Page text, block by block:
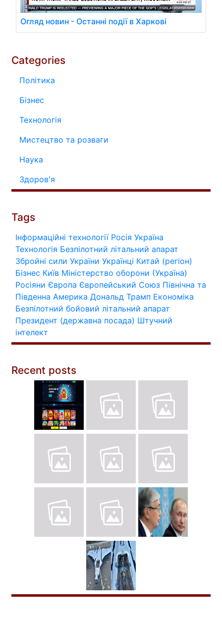
Огляд новин - Останні події в Харкові
Categories
Політика
Бізнес
Технологія
Мистецтво та розваги
Наука
Здоров'я
Tags
Інформаційні технології Росія Україна
Технологія Безпілотний літальний апарат
Збройні сили України Українці Китай (регіон)
Бізнес Київ Міністерство оборони (Україна)
Росіяни Європа Європейський Союз Північна та
Південна Америка Дональд Трамп Економіка
Безпілотний бойовий літальний апарат
Президент (державна посада) Штучний
інтелект
Recent posts